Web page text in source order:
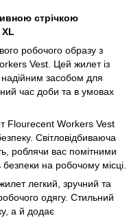
стрічкою
робочого образу з
Vest. Цей жилет із
надійним засобом для
час доби та в умовах
Flourecent Workers Vest
Світловідбиваюча
роблячи вас помітними
на робочому місці.
легкий, зручний та
одягу. Стильний
а й додає